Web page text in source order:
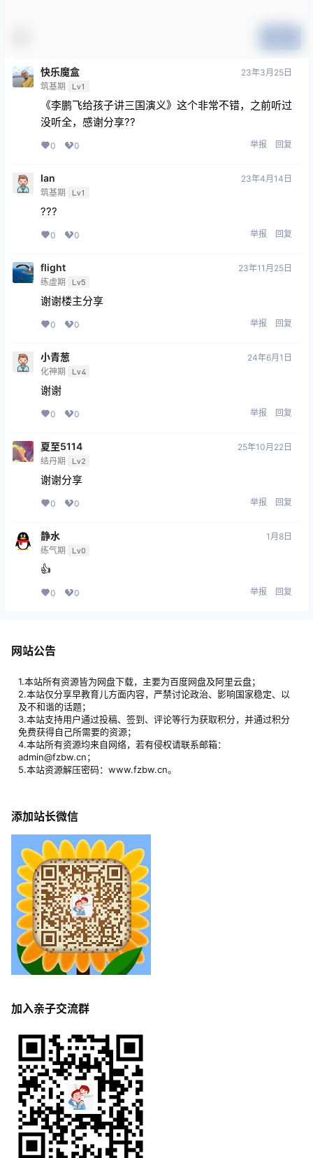
快乐魔盒
筑基期 Lv1
23年3月25日
《李鹏飞给孩子讲三国演义》这个非常不错，之前听过
没听全，感谢分享??
0 0 举报 回复
Ian
筑基期 Lv1
23年4月14日
???
0 0 举报 回复
flight
练虚期 Lv5
23年11月25日
谢谢楼主分享
0 0 举报 回复
小青葱
化神期 Lv4
24年6月1日
谢谢
0 0 举报 回复
夏至5114
结丹期 Lv2
25年10月22日
谢谢分享
0 0 举报 回复
静水
练气期 Lv0
1月8日
👍
0 0 举报 回复
网站公告
1.本站所有资源皆为网盘下载，主要为百度网盘及阿里云盘；
2.本站仅分享早教育儿方面内容，严禁讨论政治、影响国家稳定、以
及不和谐的话题；
3.本站支持用户通过投稿、签到、评论等行为获取积分，并通过积分
免费获得自己所需要的资源；
4.本站所有资源均来自网络，若有侵权请联系邮箱：
admin@fzbw.cn；
5.本站资源解压密码：www.fzbw.cn。
添加站长微信
加入亲子交流群